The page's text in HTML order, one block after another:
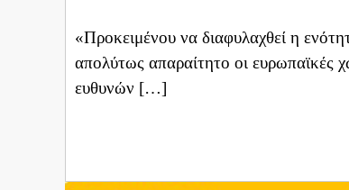
«Προκειμένου να διαφυλαχθεί η
απολύτως απαραίτητο οι
ευθυνών […]